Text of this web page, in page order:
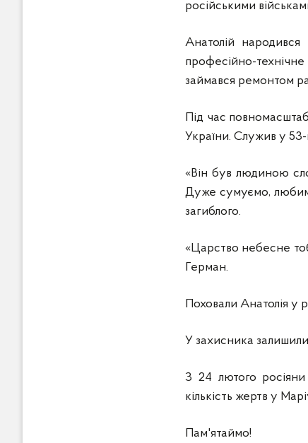
російськими
Анатолій
професійно-
займався ремонтом
Під час
України. Служив у 53-
«Він був людиною
Дуже сумуємо,
загиблого.
«Царство небесне
Герман.
Поховали Анатолія у
У захисника
З 24 лютого
кількість жертв у
Пам'ятаймо!